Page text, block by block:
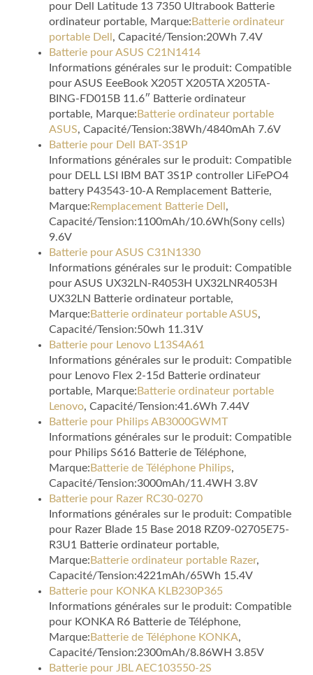
pour Dell Latitude 13 7350 Ultrabook Batterie
ordinateur portable, Marque: Batterie ordinateur
portable Dell , Capacité/Tension:20Wh 7.4V
Batterie pour ASUS C21N1414
Informations générales sur le produit: Compatible
pour ASUS EeeBook X205T X205TA X205TA-
BING-FD015B 11.6″ Batterie ordinateur
portable, Marque: Batterie ordinateur portable
ASUS, Capacité/Tension:38Wh/4840mAh 7.6V
Batterie pour Dell BAT-3S1P
Informations générales sur le produit: Compatible
pour DELL LSI IBM BAT 3S1P controller LiFePO4
battery P43543-10-A Remplacement Batterie,
Marque: Remplacement Batterie Dell ,
Capacité/Tension:1100mAh/10.6Wh(Sony cells)
9.6V
Batterie pour ASUS C31N1330
Informations générales sur le produit: Compatible
pour ASUS UX32LN-R4053H UX32LNR4053H
UX32LN Batterie ordinateur portable,
Marque: Batterie ordinateur portable ASUS,
Capacité/Tension:50wh 11.31V
Batterie pour Lenovo L13S4A61
Informations générales sur le produit: Compatible
pour Lenovo Flex 2-15d Batterie ordinateur
portable, Marque: Batterie ordinateur portable
Lenovo, Capacité/Tension:41.6Wh 7.44V
Batterie pour Philips AB3000GWMT
Informations générales sur le produit: Compatible
pour Philips S616 Batterie de Téléphone,
Marque: Batterie de Téléphone Philips,
Capacité/Tension:3000mAh/11.4WH 3.8V
Batterie pour Razer RC30-0270
Informations générales sur le produit: Compatible
pour Razer Blade 15 Base 2018 RZ09-02705E75-
R3U1 Batterie ordinateur portable,
Marque: Batterie ordinateur portable Razer,
Capacité/Tension:4221mAh/65Wh 15.4V
Batterie pour KONKA KLB230P365
Informations générales sur le produit: Compatible
pour KONKA R6 Batterie de Téléphone,
Marque: Batterie de Téléphone KONKA,
Capacité/Tension:2300mAh/8.86WH 3.85V
Batterie pour JBL AEC103550-2S